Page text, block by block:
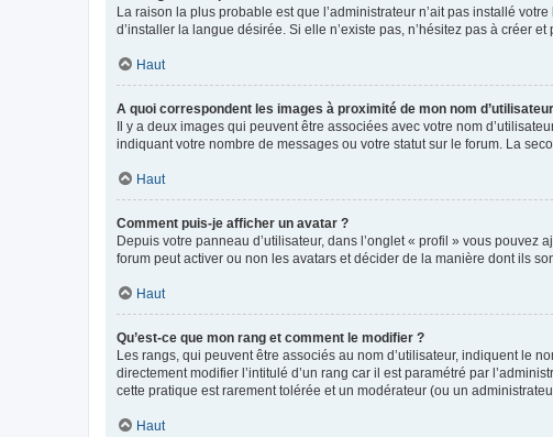
La raison la plus probable est que l’administrateur n’ait pas installé
d’installer la langue désirée. Si elle n’existe pas, n’hésitez pas à créer
Haut
A quoi correspondent les images à proximité de mon nom
Il y a deux images qui peuvent être associées avec votre nom
indiquant votre nombre de messages ou votre statut sur le forum. La
Haut
Comment puis-je afficher un avatar ?
Depuis votre panneau d’utilisateur, dans l’onglet « profil » vous pouvez
forum peut activer ou non les avatars et décider de la manière dont ils
Haut
Qu’est-ce que mon rang et comment le modifier ?
Les rangs, qui peuvent être associés au nom d’utilisateur, indiquent le
directement modifier l’intitulé d’un rang car il est paramétré par
cette pratique est rarement tolérée et un modérateur (ou un
Haut